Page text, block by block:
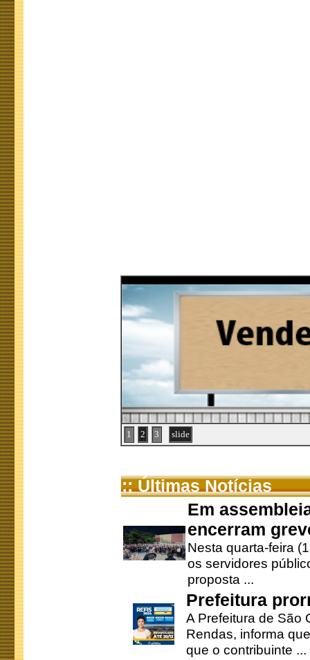
1 2 3 slide
:: Últimas Notícias
Em
encerram
Nesta quarta-feira
os servidores
proposta ...
Prefeitura
A Prefeitura de São
Rendas, informa
que o contribuinte ...